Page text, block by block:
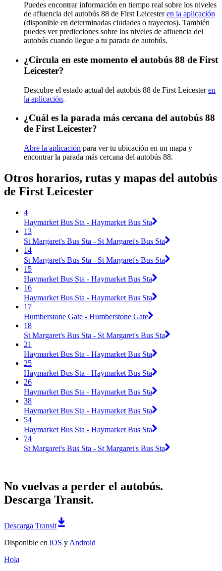
Puedes encontrar información en tiempo real sobre los niveles
de afluencia del autobús 88 de First Leicesteren la aplicación
(disponible en determinadas ciudades o trayectos). También
puedes ver predicciones sobre los niveles de afluencia del
autobús cuando llegue a tu parada de autobús.
¿Circula en este momento el autobús 88 de First
Leicester?
Descubre el estado actual del autobús 88 de First Leicesteren
la aplicación.
¿Cuál es la parada más cercana del autobús 88
de First Leicester?
Abre la aplicación para ver tu ubicación en un mapa y
encontrar la parada más cercana del autobús 88.
Otros horarios, rutas y mapas del autobús
de First Leicester
4
Haymarket Bus Sta - Haymarket Bus Sta
13
St Margaret's Bus Sta - St Margaret's Bus Sta
14
St Margaret's Bus Sta - St Margaret's Bus Sta
15
Haymarket Bus Sta - Haymarket Bus Sta
16
Haymarket Bus Sta - Haymarket Bus Sta
17
Humberstone Gate - Humberstone Gate
18
St Margaret's Bus Sta - St Margaret's Bus Sta
21
Haymarket Bus Sta - Haymarket Bus Sta
25
Haymarket Bus Sta - Haymarket Bus Sta
26
Haymarket Bus Sta - Haymarket Bus Sta
38
Haymarket Bus Sta - Haymarket Bus Sta
54
Haymarket Bus Sta - Haymarket Bus Sta
74
St Margaret's Bus Sta - St Margaret's Bus Sta
No vuelvas a perder el autobús.
Descarga Transit.
Descarga Transit
Disponible en iOS y Android
Hola